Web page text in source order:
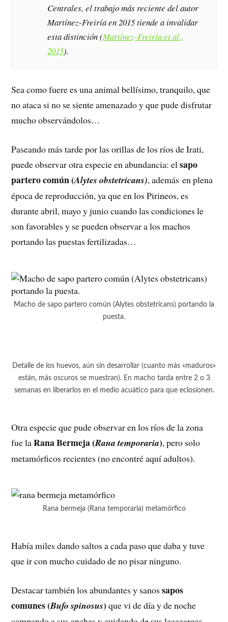
Centrales, el trabajo más reciente del autor
Martínez-Freiría en 2015 tiende a invalidar
esta distinción (Martínez-Freiría et al.,
2015).
Sea como fuere es una animal bellísimo, tranquilo, que
no ataca si no se siente amenazado y que pude disfrutar
mucho observándolos…
Paseando más tarde por las orillas de los ríos de Irati,
puede observar otra especie en abundancia: elsapo
partero común (Alytes obstetricans), además en plena
época de reproducción, ya que en los Pirineos, es
durante abril, mayo y junio cuando las condiciones le
son favorables y se pueden observar a los machos
portando las puestas fertilizadas…
Macho de sapo partero común (Alytes obstetricans) portando la
puesta.
Detalle de los huevos, aún sin desarrollar (cuanto más «maduros»
están, más oscuros se muestran). En macho tarda entre 2 o 3
semanas en liberarlos en el medio acuático para que eclosionen.
Otra especie que pude observar en los ríos de la zona
fue laRana Bermeja (Rana temporaria), pero solo
metamórficos recientes (no encontré aquí adultos).
Rana bermeja (Rana temporaria) metamórfico
Había miles dando saltos a cada paso que daba y tuve
que ir con mucho cuidado de no pisar ninguno.
Destacar también los abundantes y sanossapos
comunes (Bufo spinosus) que vi de día y de noche